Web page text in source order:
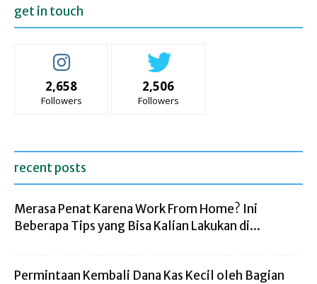
get in touch
2,658
Followers
2,506
Followers
recent posts
Merasa Penat Karena Work From Home? Ini
Beberapa Tips yang Bisa Kalian Lakukan di...
Permintaan Kembali Dana Kas Kecil oleh Bagian